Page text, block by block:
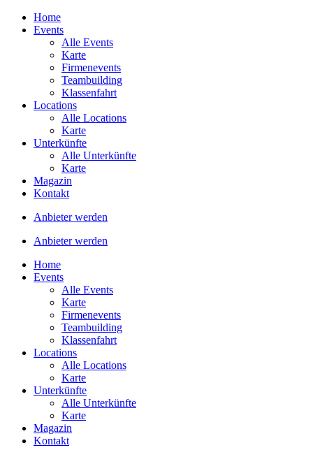
Home
Events
Alle Events
Karte
Firmenevents
Teambuilding
Klassenfahrt
Locations
Alle Locations
Karte
Unterkünfte
Alle Unterkünfte
Karte
Magazin
Kontakt
Anbieter werden
Anbieter werden
Home
Events
Alle Events
Karte
Firmenevents
Teambuilding
Klassenfahrt
Locations
Alle Locations
Karte
Unterkünfte
Alle Unterkünfte
Karte
Magazin
Kontakt